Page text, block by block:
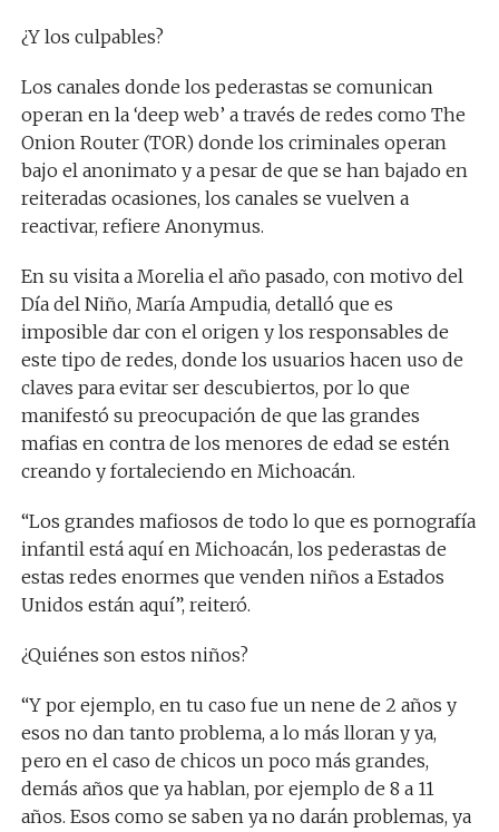
¿Y los culpables?
Los canales donde los pederastas se comunican
operan en la ‘deep web’ a través de redes como The
Onion Router (TOR) donde los criminales operan
bajo el anonimato y a pesar de que se han bajado en
reiteradas ocasiones, los canales se vuelven a
reactivar, refiere Anonymus.
En su visita a Morelia el año pasado, con motivo del
Día del Niño, María Ampudia, detalló que es
imposible dar con el origen y los responsables de
este tipo de redes, donde los usuarios hacen uso de
claves para evitar ser descubiertos, por lo que
manifestó su preocupación de que las grandes
mafias en contra de los menores de edad se estén
creando y fortaleciendo en Michoacán.
“Los grandes mafiosos de todo lo que es pornografía
infantil está aquí en Michoacán, los pederastas de
estas redes enormes que venden niños a Estados
Unidos están aquí”, reiteró.
¿Quiénes son estos niños?
“Y por ejemplo, en tu caso fue un nene de 2 años y
esos no dan tanto problema, a lo más lloran y ya,
pero en el caso de chicos un poco más grandes,
demás años que ya hablan, por ejemplo de 8 a 11
años. Esos como se saben ya no darán problemas, ya